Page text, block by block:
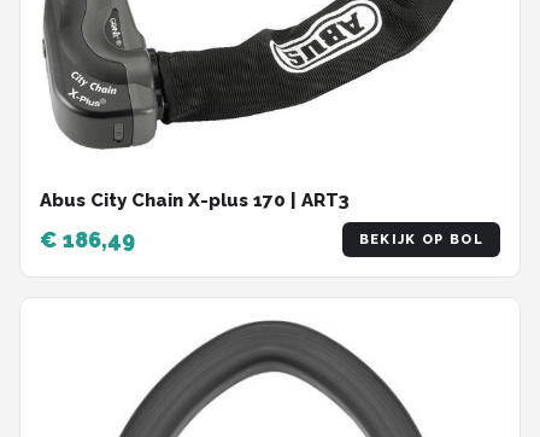
Abus City Chain X-plus 170 | ART3
€ 186,49 BEKIJK OP BOL